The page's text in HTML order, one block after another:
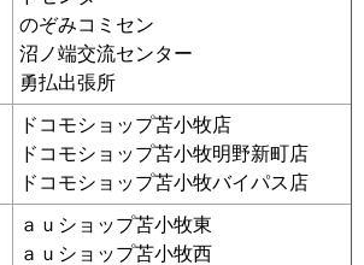
のぞみコミセン
沼ノ端交流センター
勇払出張所
ドコモショップ苫小牧店
ドコモショップ苫小牧明野新町店
ドコモショップ苫小牧バイパス店
ａｕショップ苫小牧東
ａｕショップ苫小牧西